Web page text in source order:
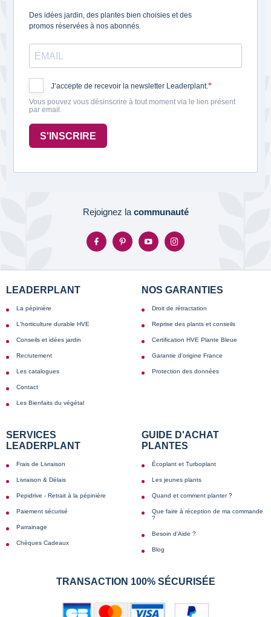
Des idées jardin, des plantes bien choisies et des
promos réservées à nos abonnés.
J’accepte de recevoir la newsletter Leaderplant.
Vous pouvez vous désinscrire à tout moment via le lien présent
par email.
S'INSCRIRE
Rejoignez la communauté
LEADERPLANT
La pépinière
L'horticulture durable HVE
Conseils et idées jardin
Recrutement
Les catalogues
Contact
Les Bienfaits du végétal
NOS GARANTIES
Droit de rétractation
Reprise des plants et conseils
Certification HVE Plante Bleue
Garantie d'origine France
Protection des données
SERVICES
LEADERPLANT
Frais de Livraison
Livraison & Délais
Pepidrive - Retrait à la pépinière
Paiement sécurisé
Parrainage
Chèques Cadeaux
GUIDE D'ACHAT
PLANTES
Écoplant et Turboplant
Les jeunes plants
Quand et comment planter ?
Que faire à réception de ma commande
?
Besoin d'Aide ?
Blog
TRANSACTION 100% SÉCURISÉE